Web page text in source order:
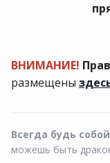
ВНИМАНИЕ!
размещены
Всегда будь
можешь быть